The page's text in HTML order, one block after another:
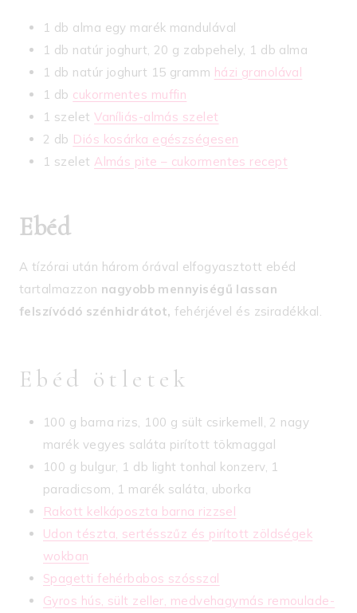
1 db alma egy marék mandulával
1 db natúr joghurt, 20 g zabpehely, 1 db alma
1 db natúr joghurt 15 gramm házi granolával
1 db cukormentes muffin
1 szeletVaníliás-almás szelet
2 db Diós kosárka egészségesen
1 szelet Almás pite – cukormentes recept
Ebéd
A tízórai után három órával elfogyasztott ebéd
tartalmazzon nagyobb mennyiségű lassan
felszívódó szénhidrátot, fehérjével és zsiradékkal.
Ebéd ötletek
100 g barna rizs, 100 g sült csirkemell, 2 nagy
marék vegyes saláta pirított tökmaggal
100 g bulgur, 1 db light tonhal konzerv, 1
paradicsom, 1 marék saláta, uborka
Rakott kelkáposzta barna rizzsel
Udon tészta, sertésszűz és pirított zöldségek
wokban
Spagetti fehérbabos szósszal
Gyros hús, sült zeller, medvehagymás remoulade-